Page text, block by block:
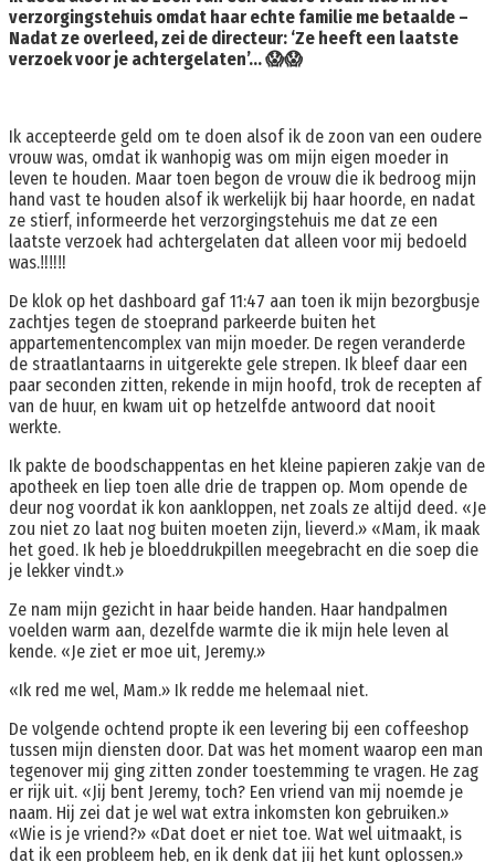
verzorgingstehuis omdat haar echte familie me betaalde –
Nadat ze overleed, zei de directeur: ‘Ze heeft een laatste
verzoek voor je achtergelaten’… 😱😱
Ik accepteerde geld om te doen alsof ik de zoon van een oudere
vrouw was, omdat ik wanhopig was om mijn eigen moeder in
leven te houden. Maar toen begon de vrouw die ik bedroog mijn
hand vast te houden alsof ik werkelijk bij haar hoorde, en nadat
ze stierf, informeerde het verzorgingstehuis me dat ze een
laatste verzoek had achtergelaten dat alleen voor mij bedoeld
was.‼️‼️‼️
De klok op het dashboard gaf 11:47 aan toen ik mijn bezorgbusje
zachtjes tegen de stoeprand parkeerde buiten het
appartementencomplex van mijn moeder. De regen veranderde
de straatlantaarns in uitgerekte gele strepen. Ik bleef daar een
paar seconden zitten, rekende in mijn hoofd, trok de recepten af
van de huur, en kwam uit op hetzelfde antwoord dat nooit
werkte.
Ik pakte de boodschappentas en het kleine papieren zakje van de
apotheek en liep toen alle drie de trappen op. Mom opende de
deur nog voordat ik kon aankloppen, net zoals ze altijd deed. «Je
zou niet zo laat nog buiten moeten zijn, lieverd.» «Mam, ik maak
het goed. Ik heb je bloeddrukpillen meegebracht en die soep die
je lekker vindt.»
Ze nam mijn gezicht in haar beide handen. Haar handpalmen
voelden warm aan, dezelfde warmte die ik mijn hele leven al
kende. «Je ziet er moe uit, Jeremy.»
«Ik red me wel, Mam.» Ik redde me helemaal niet.
De volgende ochtend propte ik een levering bij een coffeeshop
tussen mijn diensten door. Dat was het moment waarop een man
tegenover mij ging zitten zonder toestemming te vragen. He zag
er rijk uit. «Jij bent Jeremy, toch? Een vriend van mij noemde je
naam. Hij zei dat je wel wat extra inkomsten kon gebruiken.»
«Wie is je vriend?» «Dat doet er niet toe. Wat wel uitmaakt, is
dat ik een probleem heb, en ik denk dat jij het kunt oplossen.»